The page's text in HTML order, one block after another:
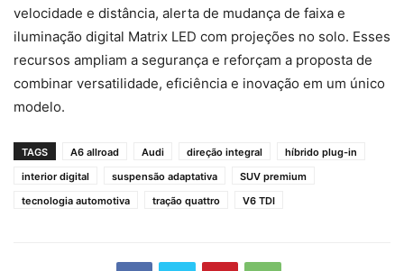
velocidade e distância, alerta de mudança de faixa e
iluminação digital Matrix LED com projeções no solo. Esses
recursos ampliam a segurança e reforçam a proposta de
combinar versatilidade, eficiência e inovação em um único
modelo.
TAGS A6 allroad Audi direção integral
híbrido plug-in
interior digital
suspensão adaptativa
SUV premium
tecnologia automotiva
tração quattro V6 TDI